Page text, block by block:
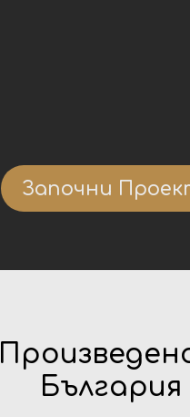
Започни
Произве
България